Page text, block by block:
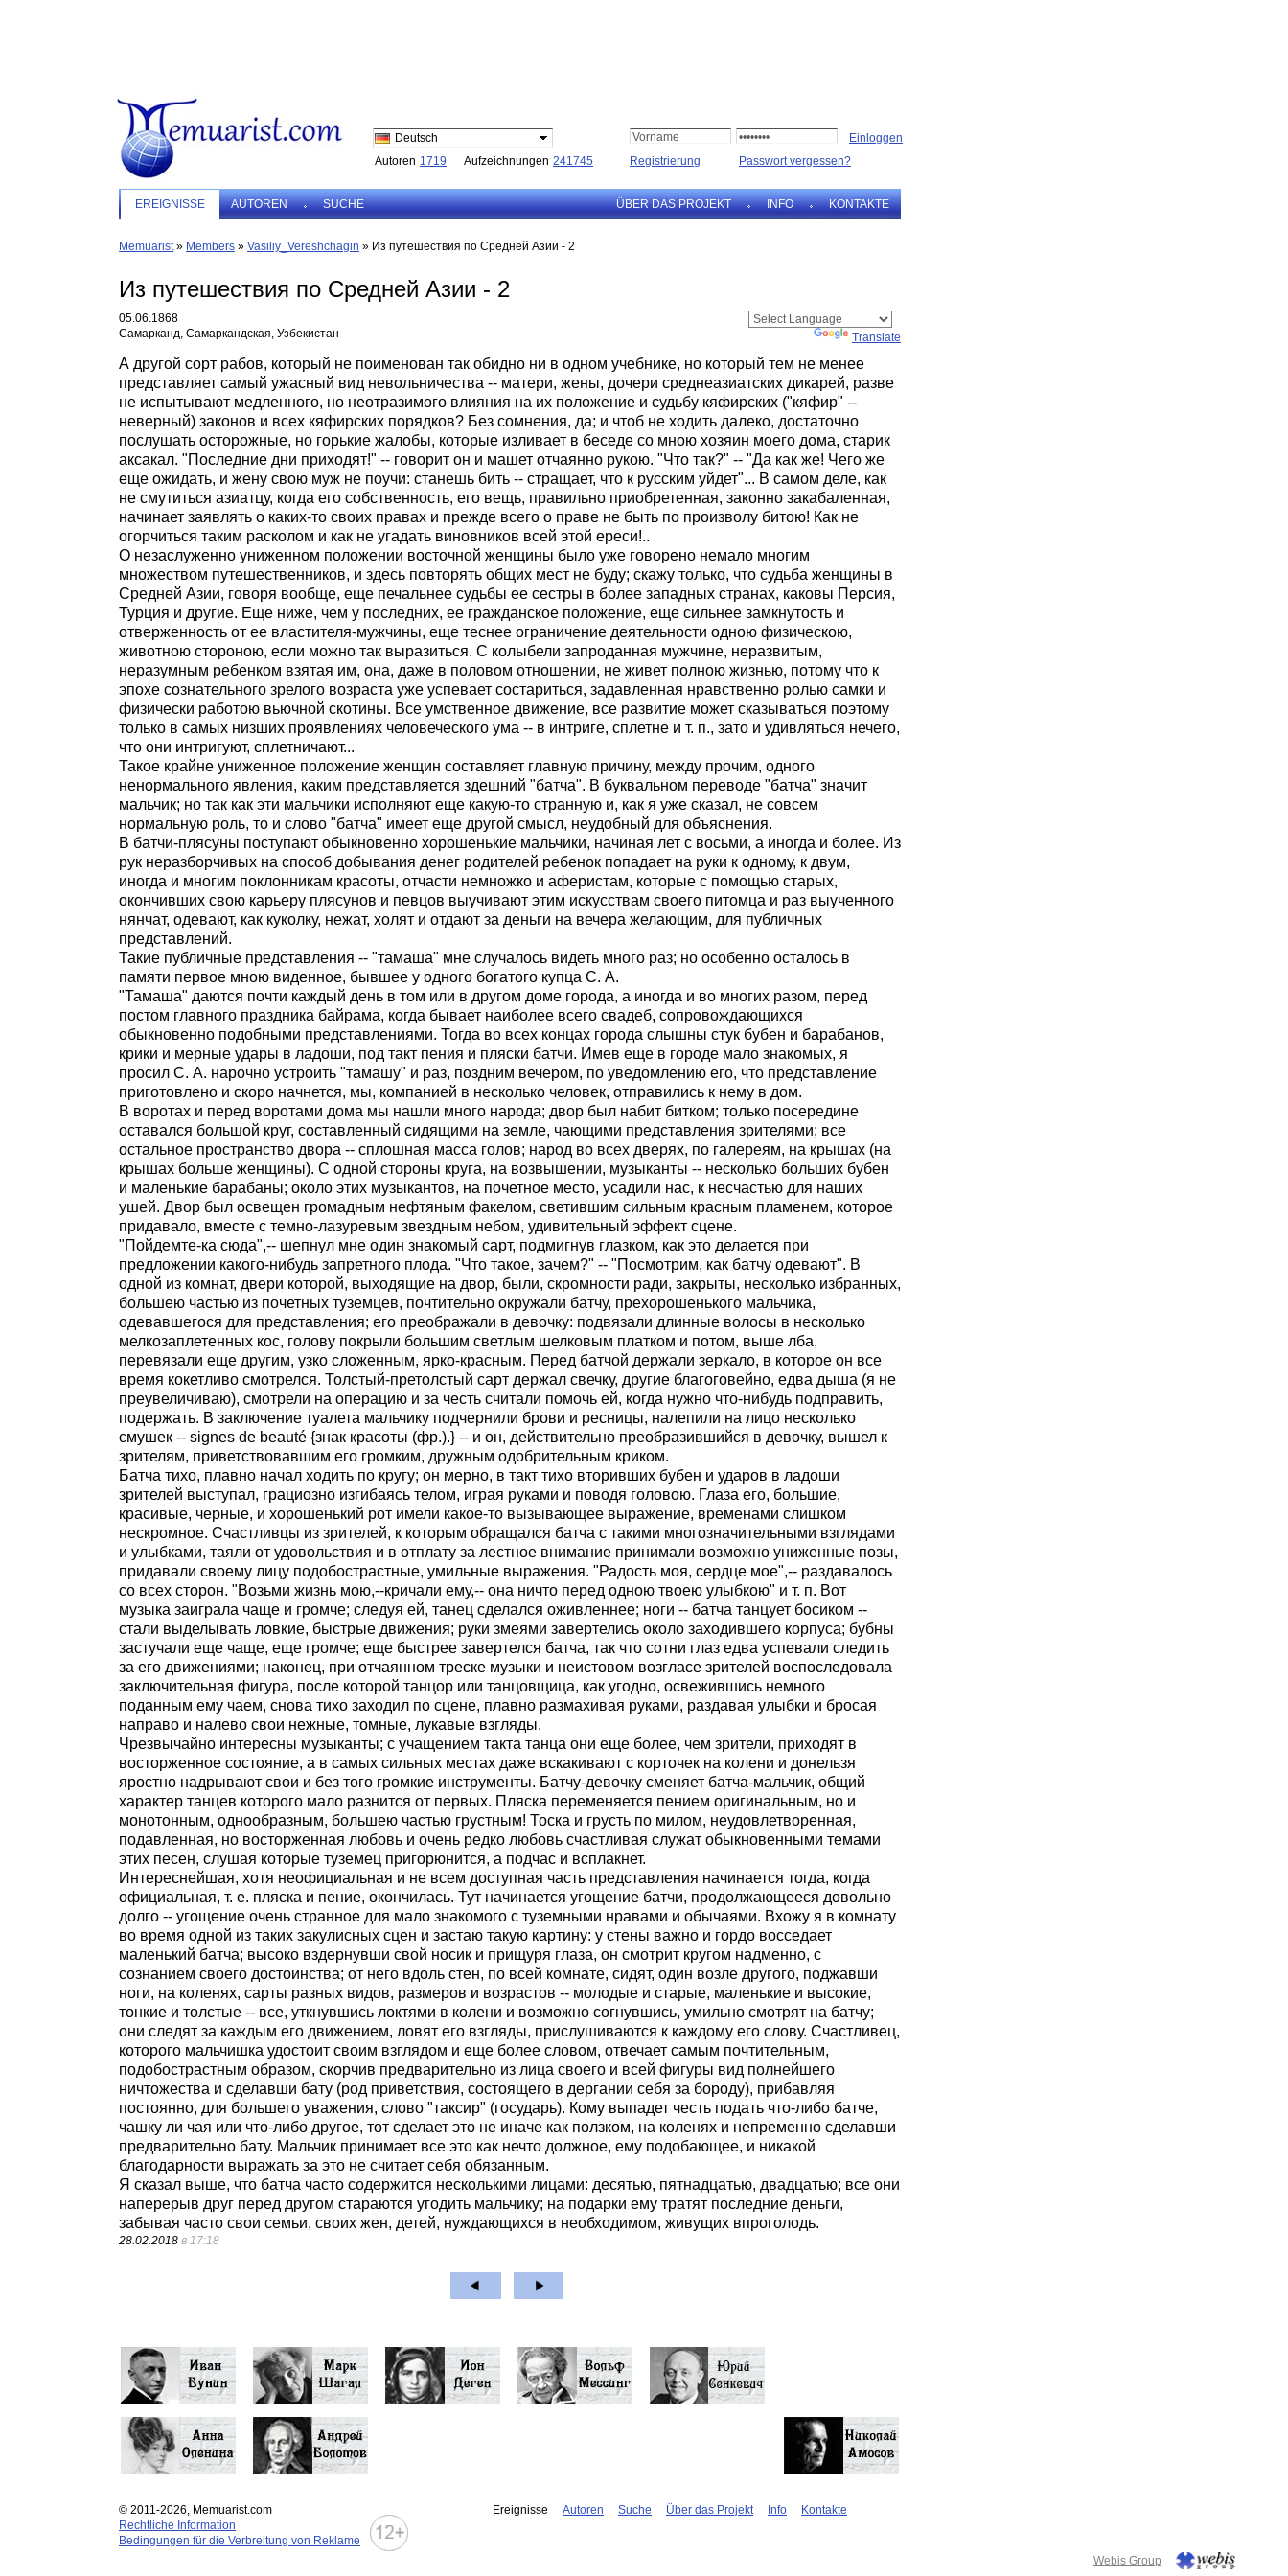
Deutsch
Autoren 1719 Aufzeichnungen 241745 Registrierung Passwort vergessen?
EREIGNISSE AUTOREN SUCHE ÜBER DAS PROJEKT INFO KONTAKTE
Memuarist» Members » Vasiliy_Vereshchagin » Из путешествия по Средней Азии - 2
Из путешествия по Средней Азии - 2
05.06.1868
Самарканд, Самаркандская, Узбекистан
Translate
А другой сорт рабов, который не поименован так обидно ни в одном учебнике, но который тем не менее
представляет самый ужасный вид невольничества -- матери, жены, дочери среднеазиатских дикарей, разве
не испытывают медленного, но неотразимого влияния на их положение и судьбу кяфирских ("кяфир" --
неверный) законов и всех кяфирских порядков? Без сомнения, да; и чтоб не ходить далеко, достаточно
послушать осторожные, но горькие жалобы, которые изливает в беседе со мною хозяин моего дома, старик
аксакал. "Последние дни приходят!" -- говорит он и машет отчаянно рукою. "Что так?" -- "Да как же! Чего же
еще ожидать, и жену свою муж не поучи: станешь бить -- стращает, что к русским уйдет"... В самом деле, как
не смутиться азиатцу, когда его собственность, его вещь, правильно приобретенная, законно закабаленная,
начинает заявлять о каких-то своих правах и прежде всего о праве не быть по произволу битою! Как не
огорчиться таким расколом и как не угадать виновников всей этой ереси!..
О незаслуженно униженном положении восточной женщины было уже говорено немало многим
множеством путешественников, и здесь повторять общих мест не буду; скажу только, что судьба женщины в
Средней Азии, говоря вообще, еще печальнее судьбы ее сестры в более западных странах, каковы Персия,
Турция и другие. Еще ниже, чем у последних, ее гражданское положение, еще сильнее замкнутость и
отверженность от ее властителя-мужчины, еще теснее ограничение деятельности одною физическою,
животною стороною, если можно так выразиться. С колыбели запроданная мужчине, неразвитым,
неразумным ребенком взятая им, она, даже в половом отношении, не живет полною жизнью, потому что к
эпохе сознательного зрелого возраста уже успевает состариться, задавленная нравственно ролью самки и
физически работою вьючной скотины. Все умственное движение, все развитие может сказываться поэтому
только в самых низших проявлениях человеческого ума -- в интриге, сплетне и т. п., зато и удивляться нечего,
что они интригуют, сплетничают...
Такое крайне униженное положение женщин составляет главную причину, между прочим, одного
ненормального явления, каким представляется здешний "батча". В буквальном переводе "батча" значит
мальчик; но так как эти мальчики исполняют еще какую-то странную и, как я уже сказал, не совсем
нормальную роль, то и слово "батча" имеет еще другой смысл, неудобный для объяснения.
В батчи-плясуны поступают обыкновенно хорошенькие мальчики, начиная лет с восьми, а иногда и более. Из
рук неразборчивых на способ добывания денег родителей ребенок попадает на руки к одному, к двум,
иногда и многим поклонникам красоты, отчасти немножко и аферистам, которые с помощью старых,
окончивших свою карьеру плясунов и певцов выучивают этим искусствам своего питомца и раз выученного
нянчат, одевают, как куколку, нежат, холят и отдают за деньги на вечера желающим, для публичных
представлений.
Такие публичные представления -- "тамаша" мне случалось видеть много раз; но особенно осталось в
памяти первое мною виденное, бывшее у одного богатого купца С. А.
"Тамаша" даются почти каждый день в том или в другом доме города, а иногда и во многих разом, перед
постом главного праздника байрама, когда бывает наиболее всего свадеб, сопровождающихся
обыкновенно подобными представлениями. Тогда во всех концах города слышны стук бубен и барабанов,
крики и мерные удары в ладоши, под такт пения и пляски батчи. Имев еще в городе мало знакомых, я
просил С. А. нарочно устроить "тамашу" и раз, поздним вечером, по уведомлению его, что представление
приготовлено и скоро начнется, мы, компанией в несколько человек, отправились к нему в дом.
В воротах и перед воротами дома мы нашли много народа; двор был набит битком; только посередине
оставался большой круг, составленный сидящими на земле, чающими представления зрителями; все
остальное пространство двора -- сплошная масса голов; народ во всех дверях, по галереям, на крышах (на
крышах больше женщины). С одной стороны круга, на возвышении, музыканты -- несколько больших бубен
и маленькие барабаны; около этих музыкантов, на почетное место, усадили нас, к несчастью для наших
ушей. Двор был освещен громадным нефтяным факелом, светившим сильным красным пламенем, которое
придавало, вместе с темно-лазуревым звездным небом, удивительный эффект сцене.
"Пойдемте-ка сюда",-- шепнул мне один знакомый сарт, подмигнув глазком, как это делается при
предложении какого-нибудь запретного плода. "Что такое, зачем?" -- "Посмотрим, как батчу одевают". В
одной из комнат, двери которой, выходящие на двор, были, скромности ради, закрыты, несколько избранных,
большею частью из почетных туземцев, почтительно окружали батчу, прехорошенького мальчика,
одевавшегося для представления; его преображали в девочку: подвязали длинные волосы в несколько
мелкозаплетенных кос, голову покрыли большим светлым шелковым платком и потом, выше лба,
перевязали еще другим, узко сложенным, ярко-красным. Перед батчой держали зеркало, в которое он все
время кокетливо смотрелся. Толстый-претолстый сарт держал свечку, другие благоговейно, едва дыша (я не
преувеличиваю), смотрели на операцию и за честь считали помочь ей, когда нужно что-нибудь подправить,
подержать. В заключение туалета мальчику подчернили брови и ресницы, налепили на лицо несколько
смушек -- signes de beauté {знак красоты (фр.).} -- и он, действительно преобразившийся в девочку, вышел к
зрителям, приветствовавшим его громким, дружным одобрительным криком.
Батча тихо, плавно начал ходить по кругу; он мерно, в такт тихо вторивших бубен и ударов в ладоши
зрителей выступал, грациозно изгибаясь телом, играя руками и поводя головою. Глаза его, большие,
красивые, черные, и хорошенький рот имели какое-то вызывающее выражение, временами слишком
нескромное. Счастливцы из зрителей, к которым обращался батча с такими многозначительными взглядами
и улыбками, таяли от удовольствия и в отплату за лестное внимание принимали возможно униженные позы,
придавали своему лицу подобострастные, умильные выражения. "Радость моя, сердце мое",-- раздавалось
со всех сторон. "Возьми жизнь мою,--кричали ему,-- она ничто перед одною твоею улыбкою" и т. п. Вот
музыка заиграла чаще и громче; следуя ей, танец сделался оживленнее; ноги -- батча танцует босиком --
стали выделывать ловкие, быстрые движения; руки змеями завертелись около заходившего корпуса; бубны
застучали еще чаще, еще громче; еще быстрее завертелся батча, так что сотни глаз едва успевали следить
за его движениями; наконец, при отчаянном треске музыки и неистовом возгласе зрителей воспоследовала
заключительная фигура, после которой танцор или танцовщица, как угодно, освежившись немного
поданным ему чаем, снова тихо заходил по сцене, плавно размахивая руками, раздавая улыбки и бросая
направо и налево свои нежные, томные, лукавые взгляды.
Чрезвычайно интересны музыканты; с учащением такта танца они еще более, чем зрители, приходят в
восторженное состояние, а в самых сильных местах даже вскакивают с корточек на колени и донельзя
яростно надрывают свои и без того громкие инструменты. Батчу-девочку сменяет батча-мальчик, общий
характер танцев которого мало разнится от первых. Пляска переменяется пением оригинальным, но и
монотонным, однообразным, большею частью грустным! Тоска и грусть по милом, неудовлетворенная,
подавленная, но восторженная любовь и очень редко любовь счастливая служат обыкновенными темами
этих песен, слушая которые туземец пригорюнится, а подчас и всплакнет.
Интереснейшая, хотя неофициальная и не всем доступная часть представления начинается тогда, когда
официальная, т. е. пляска и пение, окончилась. Тут начинается угощение батчи, продолжающееся довольно
долго -- угощение очень странное для мало знакомого с туземными нравами и обычаями. Вхожу я в комнату
во время одной из таких закулисных сцен и застаю такую картину: у стены важно и гордо восседает
маленький батча; высоко вздернувши свой носик и прищуря глаза, он смотрит кругом надменно, с
сознанием своего достоинства; от него вдоль стен, по всей комнате, сидят, один возле другого, поджавши
ноги, на коленях, сарты разных видов, размеров и возрастов -- молодые и старые, маленькие и высокие,
тонкие и толстые -- все, уткнувшись локтями в колени и возможно согнувшись, умильно смотрят на батчу;
они следят за каждым его движением, ловят его взгляды, прислушиваются к каждому его слову. Счастливец,
которого мальчишка удостоит своим взглядом и еще более словом, отвечает самым почтительным,
подобострастным образом, скорчив предварительно из лица своего и всей фигуры вид полнейшего
ничтожества и сделавши бату (род приветствия, состоящего в дергании себя за бороду), прибавляя
постоянно, для большего уважения, слово "таксир" (государь). Кому выпадет честь подать что-либо батче,
чашку ли чая или что-либо другое, тот сделает это не иначе как ползком, на коленях и непременно сделавши
предварительно бату. Мальчик принимает все это как нечто должное, ему подобающее, и никакой
благодарности выражать за это не считает себя обязанным.
Я сказал выше, что батча часто содержится несколькими лицами: десятью, пятнадцатью, двадцатью; все они
наперерыв друг перед другом стараются угодить мальчику; на подарки ему тратят последние деньги,
забывая часто свои семьи, своих жен, детей, нуждающихся в необходимом, живущих впроголодь.
28.02.2018 в 17:18
© 2011-2026, Memuarist.com
Rechtliche Information
Bedingungen für die Verbreitung von Reklame
Ereignisse Autoren Suche Über das Projekt Info Kontakte
Webis Group